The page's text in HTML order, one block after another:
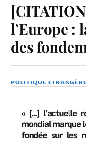
l’Europe :
des
POLITIQUE ETRANGÈRE